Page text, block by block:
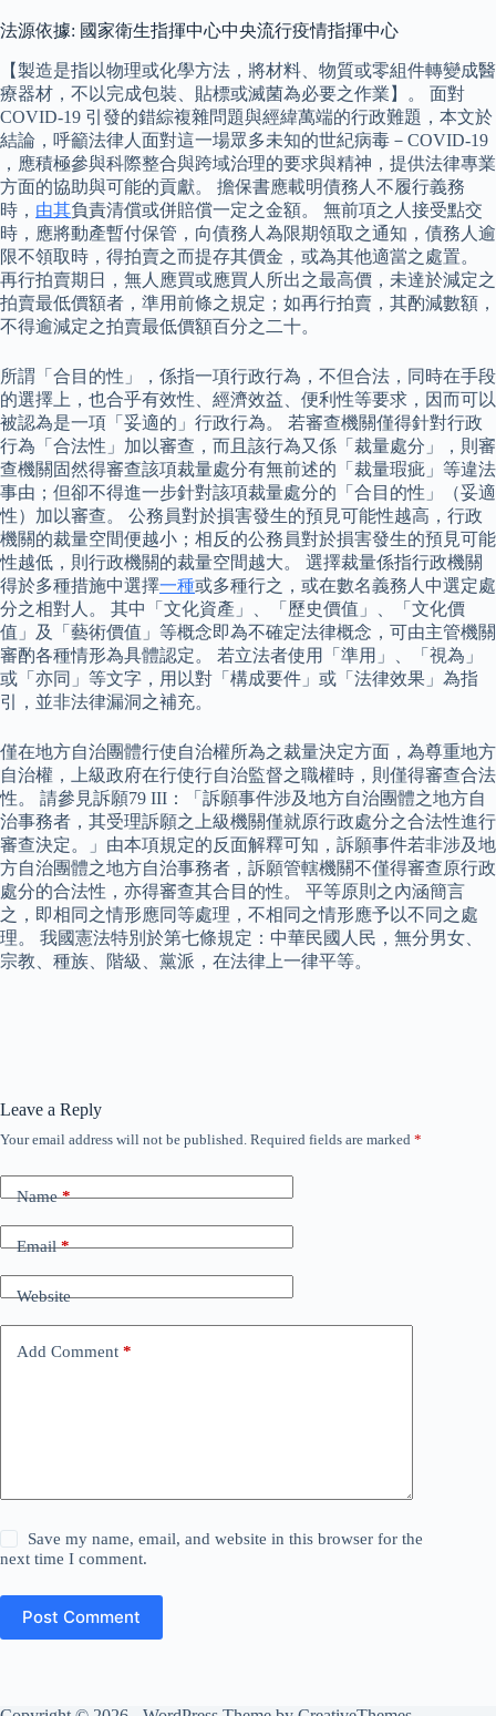
法源依據: 國家衛生指揮中心中央流行疫情指揮中心
【製造是指以物理或化學方法，將材料、物質或零組件轉變成醫
療器材，不以完成包裝、貼標或滅菌為必要之作業】。 面對
COVID-19 引發的錯綜複雜問題與經緯萬端的行政難題，本文於
結論，呼籲法律人面對這一場眾多未知的世紀病毒－COVID-19
，應積極參與科際整合與跨域治理的要求與精神，提供法律專業
方面的協助與可能的貢獻。 擔保書應載明債務人不履行義務
時， 由其負責清償或併賠償一定之金額。 無前項之人接受點交
時，應將動產暫付保管，向債務人為限期領取之通知，債務人逾
限不領取時，得拍賣之而提存其價金，或為其他適當之處置。
再行拍賣期日，無人應買或應買人所出之最高價，未達於減定之
拍賣最低價額者，準用前條之規定；如再行拍賣，其酌減數額，
不得逾減定之拍賣最低價額百分之二十。
所謂「合目的性」，係指一項行政行為，不但合法，同時在手段
的選擇上，也合乎有效性、經濟效益、便利性等要求，因而可以
被認為是一項「妥適的」行政行為。 若審查機關僅得針對行政
行為「合法性」加以審查，而且該行為又係「裁量處分」，則審
查機關固然得審查該項裁量處分有無前述的「裁量瑕疵」等違法
事由；但卻不得進一步針對該項裁量處分的「合目的性」（妥適
性）加以審查。 公務員對於損害發生的預見可能性越高，行政
機關的裁量空間便越小；相反的公務員對於損害發生的預見可能
性越低，則行政機關的裁量空間越大。 選擇裁量係指行政機關
得於多種措施中選擇一種或多種行之，或在數名義務人中選定處
分之相對人。 其中「文化資產」、「歷史價值」、「文化價
值」及「藝術價值」等概念即為不確定法律概念，可由主管機關
審酌各種情形為具體認定。 若立法者使用「準用」、「視為」
或「亦同」等文字，用以對「構成要件」或「法律效果」為指
引，並非法律漏洞之補充。
僅在地方自治團體行使自治權所為之裁量決定方面，為尊重地方
自治權，上級政府在行使行自治監督之職權時，則僅得審查合法
性。 請參見訴願79 III：「訴願事件涉及地方自治團體之地方自
治事務者，其受理訴願之上級機關僅就原行政處分之合法性進行
審查決定。」由本項規定的反面解釋可知，訴願事件若非涉及地
方自治團體之地方自治事務者，訴願管轄機關不僅得審查原行政
處分的合法性，亦得審查其合目的性。 平等原則之內涵簡言
之，即相同之情形應同等處理，不相同之情形應予以不同之處
理。 我國憲法特別於第七條規定：中華民國人民，無分男女、
宗教、種族、階級、黨派，在法律上一律平等。
Leave a Reply
Your email address will not be published. Required fields are marked *
Name*
Email*
Website
Add Comment *
Save my name, email, and website in this browser for the
next time I comment.
Post Comment